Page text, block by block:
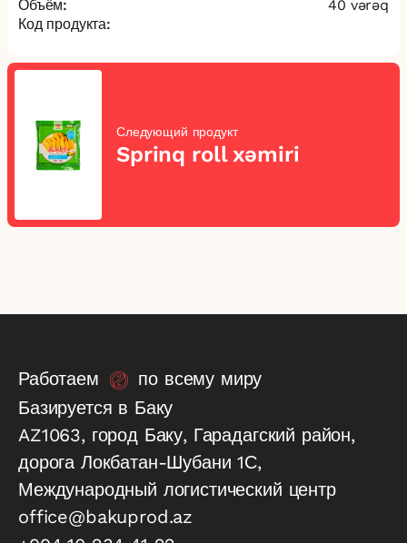
Объём:
40 vərəq
Код продукта:
Следующий продукт
Sprinq roll xəmiri
Работаем
по всему миру
Базируется в Баку
AZ1063, город Баку, Гарадагский район,
дорога Локбатан-Шубани 1С,
Международный логистический центр
office@bakuprod.az